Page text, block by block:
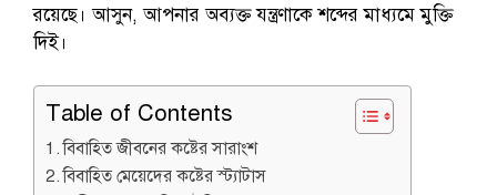
রয়েছে। আসুন, আপনার অব্যক্ত যন্ত্রণাকে শব্দের মাধ্যমে মুক্তি
দিই।
Table of Contents
বিবাহিত জীবনের কষ্টের সারাংশ
বিবাহিত মেয়েদের কষ্টের স্ট্যাটাস